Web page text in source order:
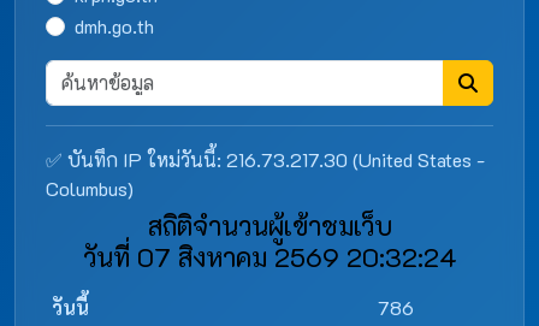
dmh.go.th
✅ บันทึก IP ใหม่วันนี้: 216.73.217.30 (United States -
Columbus)
สถิติจำนวนผู้เข้าชมเว็บ
วันที่ 07 สิงหาคม 2569 20:32:24
วันนี้
786